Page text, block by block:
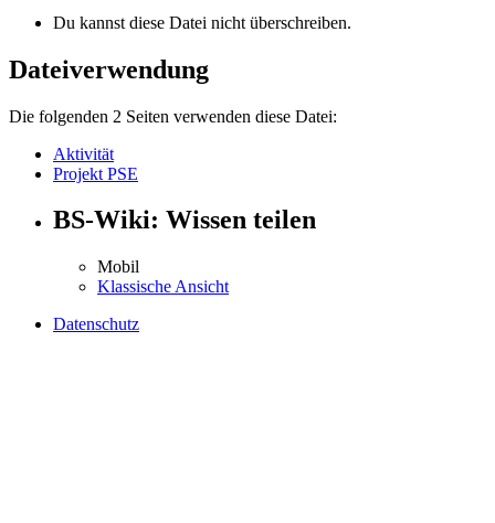
Du kannst diese Datei nicht überschreiben.
Dateiverwendung
Die folgenden 2 Seiten verwenden diese Datei:
Aktivität
Projekt PSE
BS-Wiki: Wissen teilen
Mobil
Klassische Ansicht
Datenschutz